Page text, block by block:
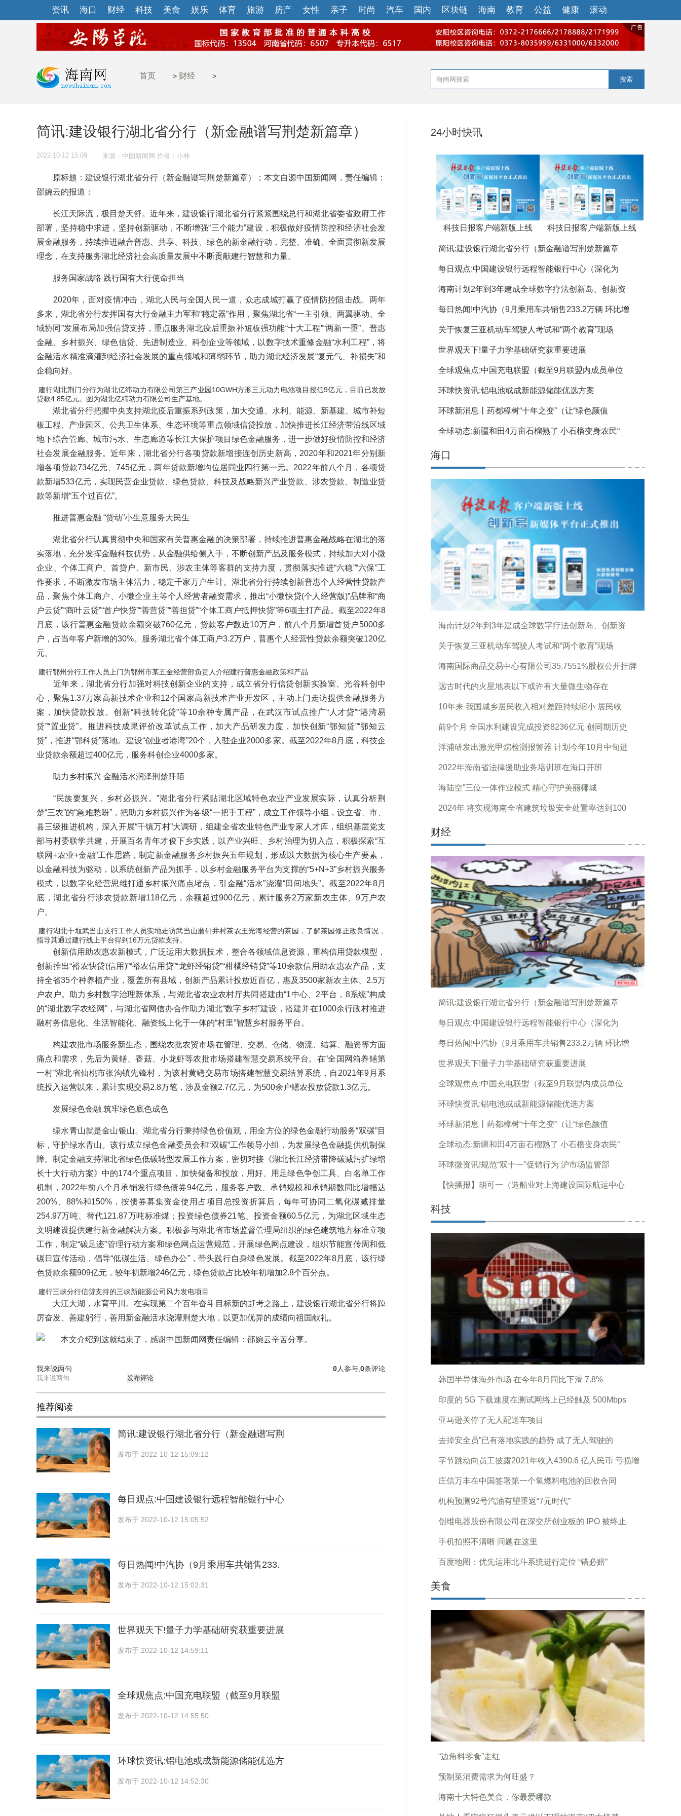
资讯 海口 财经 科技 美食 娱乐 体育 旅游 房产 女性 亲子 时尚 汽车 国内 区块链 海南 教育 公益 健康 滚动
首页 > 财经 > 搜索
简讯:建设银行湖北省分行（新金融谱写荆楚新篇章）
2022-10-12 15:09 来源：中国新闻网 作者：小林
原标题：建设银行湖北省分行（新金融谱写荆楚新篇章）；本文自源中国新闻网，责任编辑：
邵婉云的报道：
长江天际流，极目楚天舒。近年来，建设银行湖北省分行紧紧围绕总行和湖北省委省政府工作
部署，坚持稳中求进，坚持创新驱动，不断增强“三个能力”建设，积极做好疫情防控和经济社会发
展金融服务，持续推进融合普惠、共享、科技、绿色的新金融行动，完整、准确、全面贯彻新发展
理念，在支持服务湖北经济社会高质量发展中不断贡献建行智慧和力量。
服务国家战略 践行国有大行使命担当
2020年，面对疫情冲击，湖北人民与全国人民一道，众志成城打赢了疫情防控阻击战。两年
多来，湖北省分行发挥国有大行金融主力军和“稳定器”作用，聚焦湖北省“一主引领、两翼驱动、全
域协同”发展布局加强信贷支持，重点服务湖北疫后重振补短板强功能“十大工程”“两新一重”、普惠
金融、乡村振兴、绿色信贷、先进制造业、科创企业等领域，以数字技术重修金融“水利工程”，将
金融活水精准滴灌到经济社会发展的重点领域和薄弱环节，助力湖北经济发展“复元气、补损失”和
企稳向好。
建行湖北荆门分行为湖北亿纬动力有限公司第三产业园10GWH方形三元动力电池项目授信9亿元，目前已发放
贷款4.85亿元。图为湖北亿纬动力有限公司生产基地。
湖北省分行把握中央支持湖北疫后重振系列政策，加大交通、水利、能源、新基建、城市补短
板工程、产业园区、公共卫生体系、生态环境等重点领域信贷投放，加快推进长江经济带沿线区域
地下综合管廊、城市污水、生态廊道等长江大保护项目绿色金融服务，进一步做好疫情防控和经济
社会发展金融服务。近年来，湖北省分行各项贷款新增接连创历史新高，2020年和2021年分别新
增各项贷款734亿元、745亿元，两年贷款新增均位居同业四行第一元。2022年前八个月，各项贷
款新增533亿元，实现民营企业贷款、绿色贷款、科技及战略新兴产业贷款、涉农贷款、制造业贷
款等新增“五个过百亿”。
推进普惠金融 “贷动”小生意服务大民生
湖北省分行认真贯彻中央和国家有关普惠金融的决策部署，持续推进普惠金融战略在湖北的落
实落地，充分发挥金融科技优势，从金融供给侧入手，不断创新产品及服务模式，持续加大对小微
企业、个体工商户、首贷户、新市民、涉农主体等客群的支持力度，贯彻落实推进“六稳”“六保”工
作要求，不断激发市场主体活力，稳定千家万户生计。湖北省分行持续创新普惠个人经营性贷款产
品，聚焦个体工商户、小微企业主等个人经营者融资需求，推出“小微快贷(个人经营版)”品牌和“商
户云贷”“商叶云贷”“首户快贷”“善营贷”“善担贷”“个体工商户抵押快贷”等6项主打产品。截至2022年8
月底，该行普惠金融贷款余额突破760亿元，贷款客户数近10万户，前八个月新增首贷户5000多
户，占当年客户新增的30%。服务湖北省个体工商户3.2万户，普惠个人经营性贷款余额突破120亿
元。
建行鄂州分行工作人员上门为鄂州市某五金经营部负责人介绍建行普惠金融政策和产品
近年来，湖北省分行加强对科技创新企业的支持，成立省分行信贷创新实验室、光谷科创中
心，聚焦1.37万家高新技术企业和12个国家高新技术产业开发区，主动上门走访提供金融服务方
案，加快贷款投放。创新“科技转化贷”等10余种专属产品，在武汉市试点推广“人才贷”“港湾易
贷”“置业贷”。推进科技成果评价改革试点工作，加大产品研发力度，加快创新“鄂知贷”“鄂知云
贷”，推进“鄂科贷”落地。建设“创业者港湾”20个，入驻企业2000多家。截至2022年8月底，科技企
业贷款余额超过400亿元，服务科创企业4000多家。
助力乡村振兴 金融活水润泽荆楚阡陌
“民族要复兴，乡村必振兴。”湖北省分行紧贴湖北区域特色农业产业发展实际，认真分析荆
楚“三农”的“急难愁盼”，把助力乡村振兴作为各级“一把手工程”，成立工作领导小组，设立省、市、
县三级推进机构，深入开展“千镇万村”大调研，组建全省农业特色产业专家人才库，组织基层党支
部与村委联学共建，开展百名青年才俊下乡实践，以产业兴旺、乡村治理为切入点，积极探索“互
联网+农业+金融”工作思路，制定新金融服务乡村振兴五年规划，形成以大数据为核心生产要素，
以金融科技为驱动，以系统创新产品为抓手，以乡村金融服务平台为支撑的“5+N+3”乡村振兴服务
模式，以数字化经营思维打通乡村振兴痛点堵点，引金融“活水”浇灌“田间地头”。截至2022年8月
底，湖北省分行涉农贷款新增118亿元，余额超过900亿元，累计服务2万家新农主体、9万户农
户。
建行湖北十堰武当山支行工作人员实地走访武当山磨针井村茶农王光海经营的茶园，了解茶园修正改良情况，
指导其通过建行线上平台得到16万元贷款支持。
创新信用助农惠农新模式，广泛运用大数据技术，整合各领域信息资源，重构信用贷款模型，
创新推出“裕农快贷(信用)”“裕农信用贷”“龙虾经销贷”“柑橘经销贷”等10余款信用助农惠农产品，支
持全省35个种养植产业，覆盖所有县域，创新产品累计投放近百亿，惠及3500家新农主体、2.5万
户农户。助力乡村数字治理新体系，与湖北省农业农村厅共同搭建由“1中心、2平台，8系统”构成
的“湖北数字农经网”，与湖北省网信办合作助力湖北“数字乡村”建设，搭建并在1000余行政村推进
融村务信息化、生活智能化、融资线上化于一体的“村里”智慧乡村服务平台。
构建农批市场服务新生态，围绕农批农贸市场在管理、交易、仓储、物流、结算、融资等方面
痛点和需求，先后为黄鳝、香菇、小龙虾等农批市场搭建智慧交易系统平台。在“全国网箱养鳝第
一村”湖北省仙桃市张沟镇先锋村，为该村黄鳝交易市场搭建智慧交易结算系统，自2021年9月系
统投入运营以来，累计实现交易2.8万笔，涉及金额2.7亿元，为500余户鳝农投放贷款1.3亿元。
发展绿色金融 筑牢绿色底色成色
绿水青山就是金山银山。湖北省分行秉持绿色价值观，用全方位的绿色金融行动服务“双碳”目
标，守护绿水青山。该行成立绿色金融委员会和“双碳”工作领导小组，为发展绿色金融提供机制保
障。制定金融支持湖北省绿色低碳转型发展工作方案，密切对接《湖北长江经济带降碳减污扩绿增
长十大行动方案》中的174个重点项目，加快储备和投放，用好、用足绿色争创工具、白名单工作
机制，2022年前八个月承销发行绿色债券94亿元，服务客户数、承销规模和承销期数同比增幅达
200%、88%和150%，按债券募集资金使用占项目总投资折算后，每年可协同二氧化碳减排量
254.97万吨、替代121.87万吨标准煤；投资绿色债券21笔、投资金额60.5亿元，为湖北区域生态
文明建设提供建行新金融解决方案。积极参与湖北省市场监督管理局组织的绿色建筑地方标准立项
工作，制定“碳足迹”管理行动方案和绿色网点运营规范，开展绿色网点建设，组织节能宣传周和低
碳日宣传活动，倡导“低碳生活、绿色办公”，带头践行自身绿色发展。截至2022年8月底，该行绿
色贷款余额909亿元，较年初新增246亿元，绿色贷款占比较年初增加2.8个百分点。
建行三峡分行信贷支持的三峡新能源公司风力发电项目
大江大湖，水育平川。在实现第二个百年奋斗目标新的赶考之路上，建设银行湖北省分行将踔
厉奋发、善建躬行，善用新金融活水浇灌荆楚大地，以更加优异的成绩向祖国献礼。
本文介绍到这就结束了，感谢中国新闻网责任编辑：邵婉云辛苦分享。
我来说两句 0条评论
0人参与,
发布评论
推荐阅读
简讯:建设银行湖北省分行（新金融谱写荆
发布于 2022-10-12 15:09:12
每日观点:中国建设银行远程智能银行中心
发布于 2022-10-12 15:05:52
每日热闻!中汽协（9月乘用车共销售233.
发布于 2022-10-12 15:02:31
世界观天下!量子力学基础研究获重要进展
发布于 2022-10-12 14:59:11
全球观焦点:中国充电联盟（截至9月联盟
发布于 2022-10-12 14:55:50
环球快资讯:铝电池或成新能源储能优选方
发布于 2022-10-12 14:52:30
24小时快讯
科技日报客户端新版上线 科技日报客户端新版上线
简讯:建设银行湖北省分行（新金融谱写荆楚新篇章
每日观点:中国建设银行远程智能银行中心（深化为
海南计划2年到3年建成全球数字疗法创新岛、创新资
每日热闻!中汽协（9月乘用车共销售233.2万辆 环比增
关于恢复三亚机动车驾驶人考试和“两个教育”现场
世界观天下!量子力学基础研究获重要进展
全球观焦点:中国充电联盟（截至9月联盟内成员单位
环球快资讯:铝电池或成新能源储能优选方案
环球新消息丨药都樟树“十年之变”（让“绿色颜值
全球动态:新疆和田4万亩石榴熟了 小石榴变身农民“
海口
海南计划2年到3年建成全球数字疗法创新岛、创新资
关于恢复三亚机动车驾驶人考试和“两个教育”现场
海南国际商品交易中心有限公司35.7551%股权公开挂牌
远古时代的火星地表以下或许有大量微生物存在
10年来 我国城乡居民收入相对差距持续缩小 居民收
前9个月 全国水利建设完成投资8236亿元 创同期历史
洋浦研发出激光甲烷检测报警器 计划今年10月中旬进
2022年海南省法律援助业务培训班在海口开班
海陆空”三位一体作业模式 精心守护美丽椰城
2024年 将实现海南全省建筑垃圾安全处置率达到100
财经
简讯:建设银行湖北省分行（新金融谱写荆楚新篇章
每日观点:中国建设银行远程智能银行中心（深化为
每日热闻!中汽协（9月乘用车共销售233.2万辆 环比增
世界观天下!量子力学基础研究获重要进展
全球观焦点:中国充电联盟（截至9月联盟内成员单位
环球快资讯:铝电池或成新能源储能优选方案
环球新消息丨药都樟树“十年之变”（让“绿色颜值
全球动态:新疆和田4万亩石榴熟了 小石榴变身农民“
环球微资讯!规范“双十一”促销行为 沪市场监管部
【快播报】胡可一（造船业对上海建设国际航运中心
科技
韩国半导体海外市场 在今年8月同比下滑 7.8%
印度的 5G 下载速度在测试网络上已经触及 500Mbps
亚马逊关停了无人配送车项目
去掉安全员”已有落地实践的趋势 成了无人驾驶的
字节跳动向员工披露2021年收入4390.6 亿人民币 亏损增
庄信万丰在中国签署第一个氢燃料电池的回收合同
机构预测92号汽油有望重返“7元时代”
创维电器股份有限公司在深交所创业板的 IPO 被终止
手机拍照不清晰 问题在这里
百度地图：优先运用北斗系统进行定位 “错必赔”
美食
“边角料零食”走红
预制菜消费需求为何旺盛？
海南十大特色美食，你最爱哪款